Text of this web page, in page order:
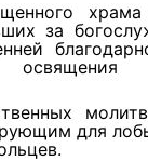
за
для